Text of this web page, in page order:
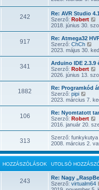
e
k
i
t
é
s
á
s
m
e
t
e
k
i
n
t
é
s
e
h
o
z
á
s
z
l
á
s
e
t
e
i
t
s
e
s
h
o
z
á
s
z
l
á
s
e
g
t
k
i
n
t
é
s
242
Re: AVR Studio
Szerző: Robert
t
o
l
ó
o
z
á
s
z
l
á
s
e
g
t
e
k
i
n
t
é
s
e
2018. június 30.
917
Re: Atmega32
Szerző: ChCh
t
o
l
s
ó
o
z
z
á
z
ó
l
á
s
m
e
g
t
k
i
n
2023. május 30.
341
Arduino IDE 2.3.9
Szerző: Robert
t
o
l
ó
z
á
z
ó
l
á
s
e
g
t
2026. június 13.
1882
Re: Programkód
Szerző: pipi
t
o
l
s
ó
z
z
á
s
z
ó
l
á
s
2023. március 7.
106
Re: Nyomtatott
Szerző: Robert
t
o
l
s
h
o
z
z
á
s
2016. január 20.
313 Szerző: funkykutya
2008. március 2.
HOZZÁSZÓLÁSOK UTOLSÓ
243
Re: Nagy
Szerző: virtualm64